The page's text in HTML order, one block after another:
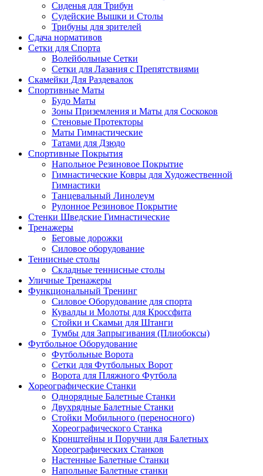
Сиденья для Трибун
Судейские Вышки и Столы
Трибуны для зрителей
Сдача нормативов
Сетки для Спорта
Волейбольные Сетки
Сетки для Лазания с Препятствиями
Скамейки Для Раздевалок
Спортивные Маты
Будо Маты
Зоны Приземления и Маты для Соскоков
Стеновые Протекторы
Маты Гимнастические
Татами для Дзюдо
Спортивные Покрытия
Напольное Резиновое Покрытие
Гимнастические Ковры для Художественной
Гимнастики
Танцевальный Линолеум
Рулонное Резиновое Покрытие
Стенки Шведские Гимнастические
Тренажеры
Беговые дорожки
Силовое оборудование
Теннисные столы
Складные теннисные столы
Уличные Тренажеры
Функциональный Тренинг
Силовое Оборудование для спорта
Кувалды и Молоты для Кроссфита
Стойки и Скамьи для Штанги
Тумбы для Запрыгивания (Плиобоксы)
Футбольное Оборудование
Футбольные Ворота
Сетки для Футбольных Ворот
Ворота для Пляжного Футбола
Хореографические Станки
Однорядные Балетные Станки
Двухрядные Балетные Станки
Стойки Мобильного (переносного)
Хореографического Станка
Кронштейны и Поручни для Балетных
Хореографических Станков
Настенные Балетные Станки
Напольные Балетные станки